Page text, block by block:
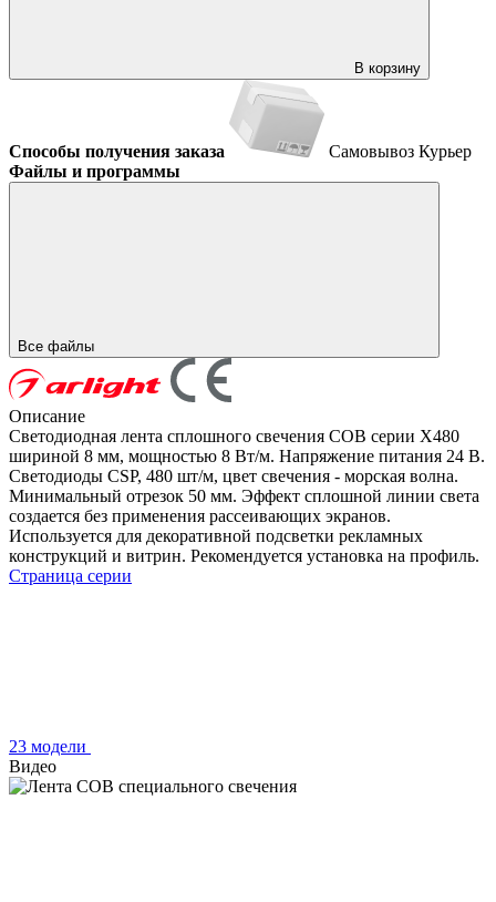
В корзину
Способы получения заказа Самовывоз Курьер
Файлы и программы
Все файлы
Описание
Светодиодная лента сплошного свечения COB серии X480
шириной 8 мм, мощностью 8 Вт/м. Напряжение питания 24 В.
Светодиоды CSP, 480 шт/м, цвет свечения - морская волна.
Минимальный отрезок 50 мм. Эффект сплошной линии света
создается без применения рассеивающих экранов.
Используется для декоративной подсветки рекламных
конструкций и витрин. Рекомендуется установка на профиль.
Страница серии
23 модели
Видео